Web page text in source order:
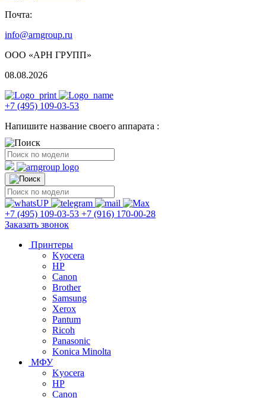
Почта:
info@arngroup.ru
ООО «АРН ГРУПП»
08.08.2026
+7 (495) 109-03-53
Напишите название своего аппарата :
+7 (495) 109-03-53 +7 (916) 170-00-28
Заказать звонок
Принтеры
Kyocera
HP
Canon
Brother
Samsung
Xerox
Pantum
Ricoh
Panasonic
Konica Minolta
МФУ
Kyocera
HP
Canon